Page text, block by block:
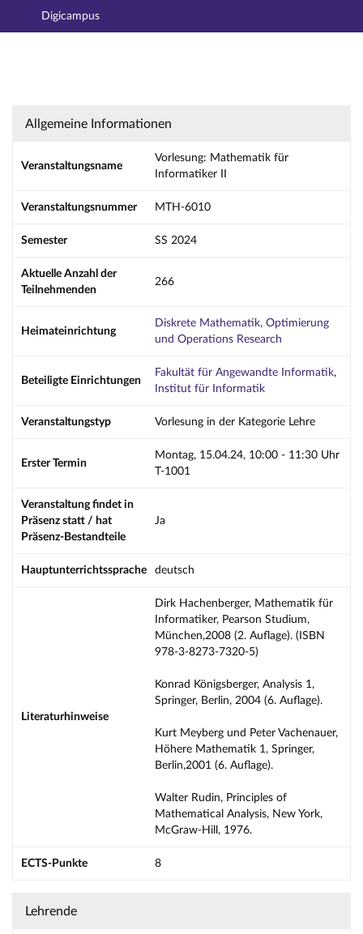
Hauptnavigation
Digicampus
Vorlesung: Mathematik für Informatiker II -
Allgemeine Informationen
Veranstaltungsname
Vorlesung: Mathematik für
Informatiker II
Veranstaltungsnummer MTH-6010
Semester SS 2024
Aktuelle Anzahl der
Teilnehmenden
266
Heimateinrichtung
Diskrete Mathematik, Optimierung
und Operations Research
Beteiligte Einrichtungen
Fakultät für Angewandte Informatik,
Institut für Informatik
Veranstaltungstyp Vorlesung in der Kategorie Lehre
Erster Termin
Montag, 15.04.24, 10:00 - 11:30 Uhr
T-1001
Veranstaltung findet in
Präsenz statt / hat
Präsenz-Bestandteile
Ja
Hauptunterrichtssprache deutsch
Literaturhinweise
Dirk Hachenberger, Mathematik für
Informatiker, Pearson Studium,
München,2008 (2. Auflage). (ISBN
978-3-8273-7320-5)
Konrad Königsberger, Analysis 1,
Springer, Berlin, 2004 (6. Auflage).
Kurt Meyberg und Peter Vachenauer,
Höhere Mathematik 1, Springer,
Berlin,2001 (6. Auflage).
Walter Rudin, Principles of
Mathematical Analysis, New York,
McGraw-Hill, 1976.
ECTS-Punkte 8
Lehrende